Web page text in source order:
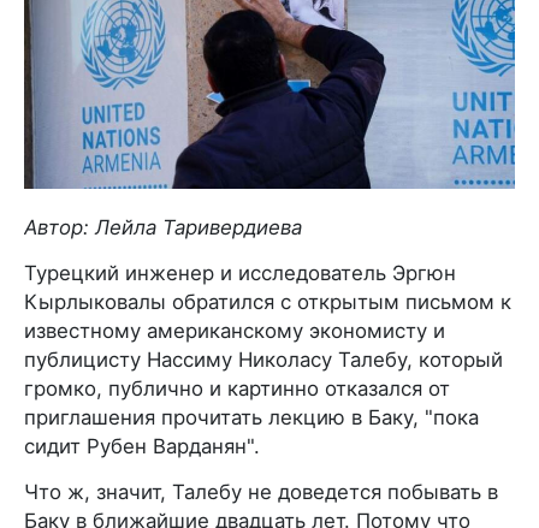
Автор: Лейла Таривердиева
Турецкий инженер и исследователь Эргюн
Кырлыковалы обратился с открытым письмом к
известному американскому экономисту и
публицисту Нассиму Николасу Талебу, который
громко, публично и картинно отказался от
приглашения прочитать лекцию в Баку, "пока
сидит Рубен Варданян".
Что ж, значит, Талебу не доведется побывать в
Баку в ближайшие двадцать лет. Потому что